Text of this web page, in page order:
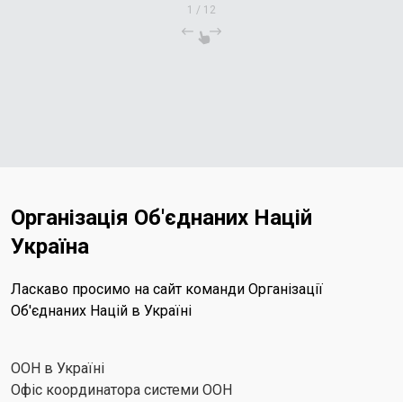
1 / 12
Організація Об'єднаних Націй
Україна
Ласкаво просимо на сайт команди Організації
Об'єднаних Націй в Україні
ООН в Україні
Офіс координатора системи ООН